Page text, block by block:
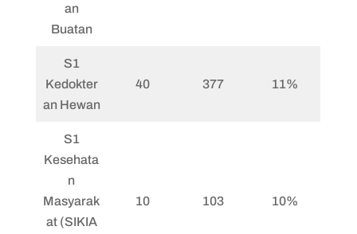
an
Buatan
S1
Kedokter
an Hewan
40 377 11%
S1
Kesehata
n
Masyarak
at (SIKIA
10 103 10%